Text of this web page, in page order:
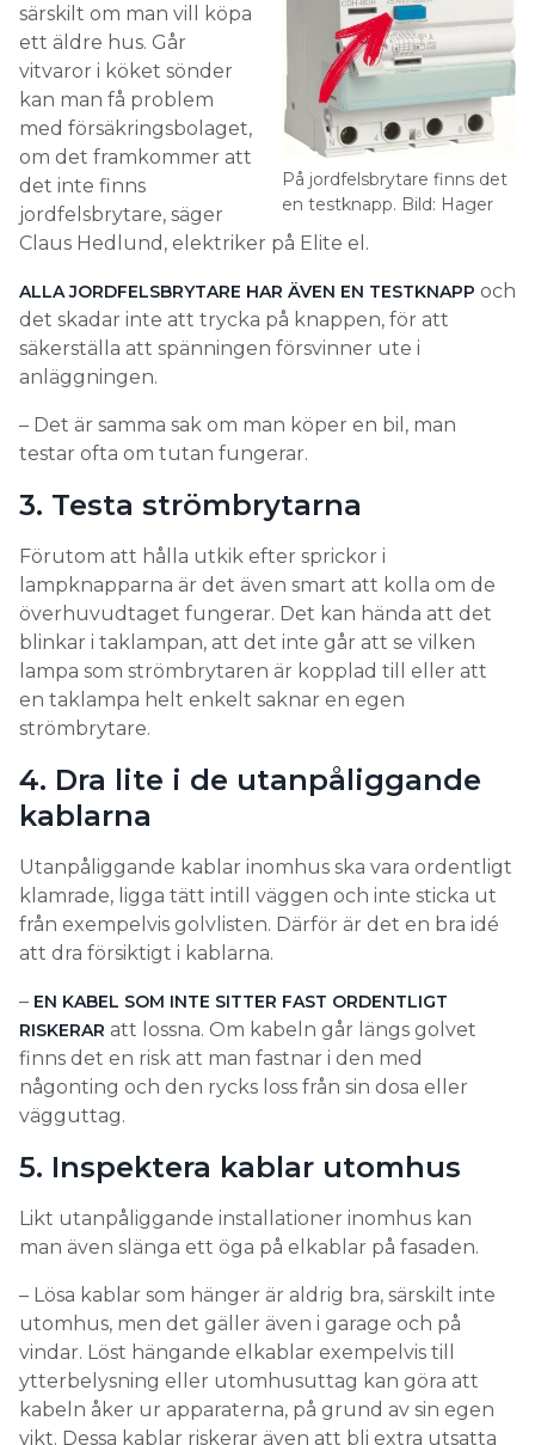
På jordfelsbrytare finns det
en testknapp. Bild: Hager
särskilt om man vill köpa
ett äldre hus. Går
vitvaror i köket sönder
kan man få problem
med försäkringsbolaget,
om det framkommer att
det inte finns
jordfelsbrytare, säger
Claus Hedlund, elektriker på Elite el.
ALLA JORDFELSBRYTARE HAR ÄVEN EN TESTKNAPP och
det skadar inte att trycka på knappen, för att
säkerställa att spänningen försvinner ute i
anläggningen.
– Det är samma sak om man köper en bil, man
testar ofta om tutan fungerar.
3. Testa strömbrytarna
Förutom att hålla utkik efter sprickor i
lampknapparna är det även smart att kolla om de
överhuvudtaget fungerar. Det kan hända att det
blinkar i taklampan, att det inte går att se vilken
lampa som strömbrytaren är kopplad till eller att
en taklampa helt enkelt saknar en egen
strömbrytare.
4. Dra lite i de utanpåliggande
kablarna
Utanpåliggande kablar inomhus ska vara ordentligt
klamrade, ligga tätt intill väggen och inte sticka ut
från exempelvis golvlisten. Därför är det en bra idé
att dra försiktigt i kablarna.
– EN KABEL SOM INTE SITTER FAST ORDENTLIGT
RISKERAR att lossna. Om kabeln går längs golvet
finns det en risk att man fastnar i den med
någonting och den rycks loss från sin dosa eller
vägguttag.
5. Inspektera kablar utomhus
Likt utanpåliggande installationer inomhus kan
man även slänga ett öga på elkablar på fasaden.
– Lösa kablar som hänger är aldrig bra, särskilt inte
utomhus, men det gäller även i garage och på
vindar. Löst hängande elkablar exempelvis till
ytterbelysning eller utomhusuttag kan göra att
kabeln åker ur apparaterna, på grund av sin egen
vikt. Dessa kablar riskerar även att bli extra utsatta